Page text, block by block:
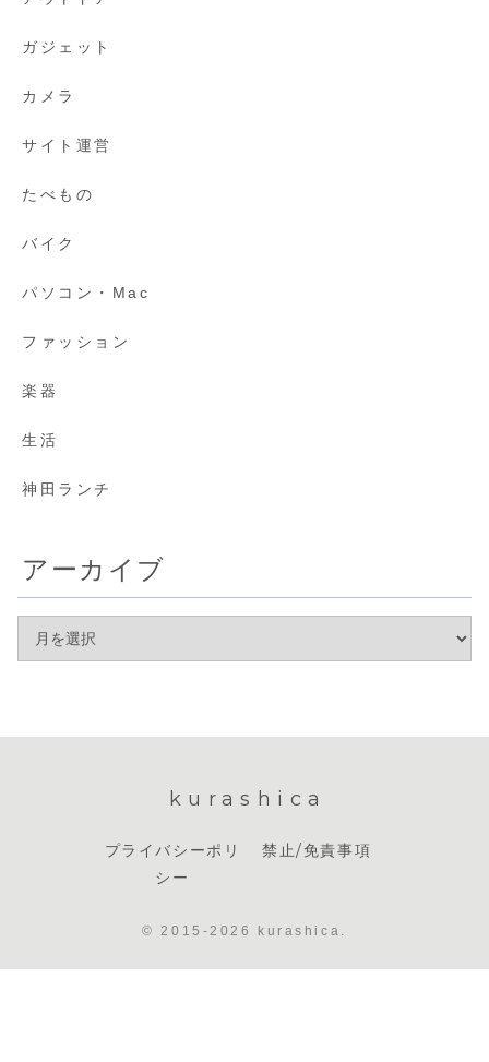
ガジェット
カメラ
サイト運営
たべもの
バイク
パソコン・Mac
ファッション
楽器
生活
神田ランチ
アーカイブ
kurashica
プライバシーポリ
シー
禁止/免責事項
© 2015-2026 kurashica.